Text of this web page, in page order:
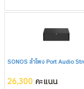
SONOS ลำโพง Port Audio
26,300 คะแนน